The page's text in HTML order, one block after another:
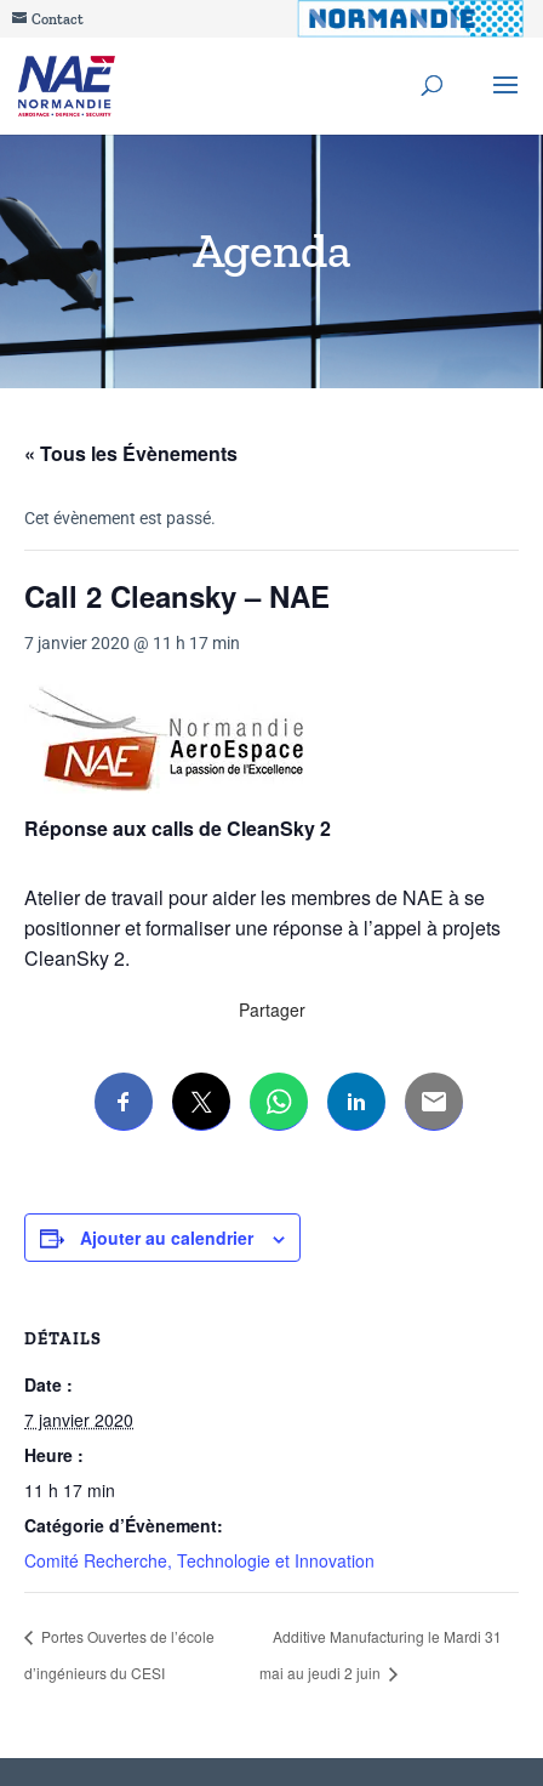
Contact
Agenda
« Tous les Évènements
Cet évènement est passé.
Call 2 Cleansky – NAE
7 janvier 2020 @ 11 h 17 min
Réponse aux calls de CleanSky 2
Atelier de travail pour aider les membres de NAE à se
positionner et formaliser une réponse à l’appel à projets
CleanSky 2.
Partager
Ajouter au calendrier
DÉTAILS
Date :
7 janvier 2020
Heure :
11 h 17 min
Catégorie d’Évènement:
Comité Recherche, Technologie et Innovation
Portes Ouvertes de l’école
d’ingénieurs du CESI
Additive Manufacturing le Mardi 31
mai au jeudi 2 juin